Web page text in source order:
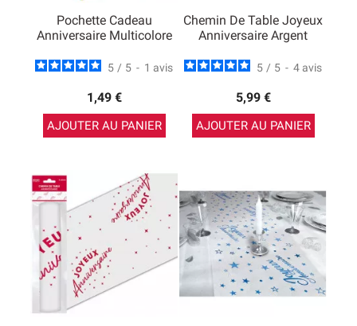
Pochette Cadeau
Anniversaire Multicolore
5 / 5 - 1 avis
1,49 €
AJOUTER AU PANIER
Chemin De Table Joyeux
Anniversaire Argent
5 / 5 - 4 avis
5,99 €
AJOUTER AU PANIER